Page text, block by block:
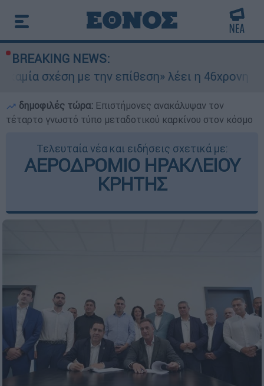
BREAKING NEWS:
με την επίθεση» λέει η 46χρονη - Τι
δημοφιλές τώρα: Επιστήμονες ανακάλυψαν τον
τέταρτο γνωστό τύπο μεταδοτικού καρκίνου στον κόσμο
Τελευταία νέα και ειδήσεις σχετικά με:
ΑΕΡΟΔΡΟΜΙΟ ΗΡΑΚΛΕΙΟΥ
ΚΡΗΤΗΣ